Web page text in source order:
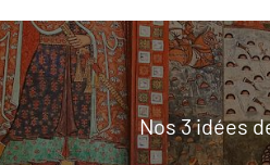
Nos 3 idées